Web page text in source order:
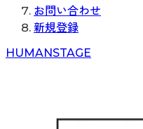
お問い合わせ
新規登録
HUMANSTAGE